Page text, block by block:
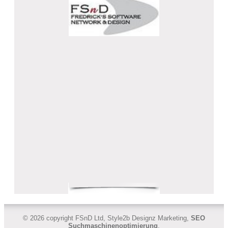
© 2026 copyright FSnD Ltd, Style2b Designz Marketing, SEO
Suchmaschinenoptimierung,